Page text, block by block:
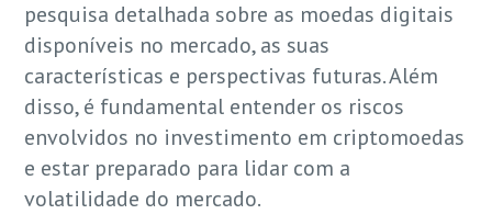
pesquisa detalhada sobre as moedas digitais
disponíveis no mercado, as suas
características e perspectivas futuras. Além
disso, é fundamental entender os riscos
envolvidos no investimento em criptomoedas
e estar preparado para lidar com a
volatilidade do mercado.